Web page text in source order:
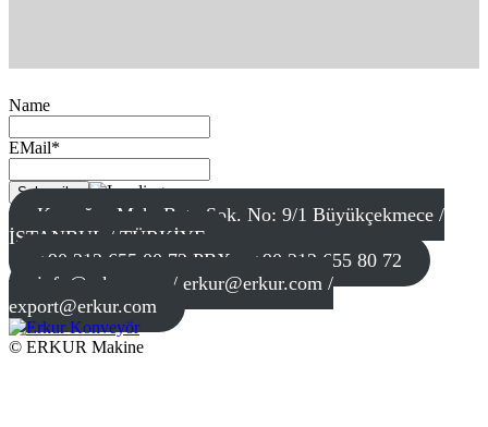
Name
EMail*
Karaağaç Mah. Batu Sok. No: 9/1 Büyükçekmece /
İSTANBUL / TÜRKİYE
+90 212 655 00 72 PBX – +90 212 655 80 72
info@erkur.com / erkur@erkur.com /
export@erkur.com
© ERKUR Makine